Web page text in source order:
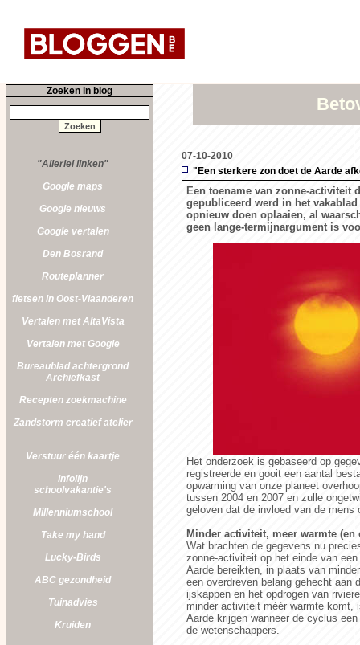
Zoeken in blog
"Allerlei linken"
Google maps
Google nieuws
Google vertalen
Den Bosrand
Routeplanner
fietsen in Oost-Vlaanderen
Vertalen met AltaVista
Vertalen met Google
Bureaublad achtergrond
Archiefkast
Recepten zoekmachine
Zandstorm creatief atelier
Verstuur één kaartje
Infolijn
schoolvakantie's
Millenniumschool
Take my hand
Lucky-Birds
ABC gezondheid
Tuinadvies
Kruiden
07-10-2010
"Een sterkere zon doet de Aarde
Een toename van zonne-activiteit
gepubliceerd werd in het
opnieuw doen oplaaien, al
geen lange-termijnargument is
Het onderzoek is gebaseerd op
registreerde en gooit een aantal
opwarming van onze planeet
tussen 2004 en 2007 en zulle
geloven dat de invloed van de mens
Minder activiteit, meer warmte (en
Wat brachten de gegevens nu
zonne-activiteit op het einde van
Aarde bereikten, in plaats van
een overdreven belang gehecht aan
ijskappen en het opdrogen van
minder activiteit méér warmte komt,
Aarde krijgen wanneer de cyclus
de wetenschappers.